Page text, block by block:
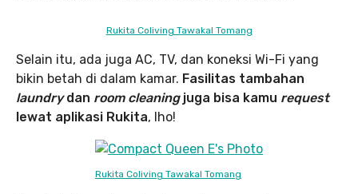
Rukita Coliving Tawakal Tomang
Selain itu, ada juga AC, TV, dan koneksi Wi-Fi yang
bikin betah di dalam kamar. Fasilitas tambahan
laundrydan room cleaningjuga bisa kamu request
lewat aplikasi Rukita, lho!
Rukita Coliving Tawakal Tomang